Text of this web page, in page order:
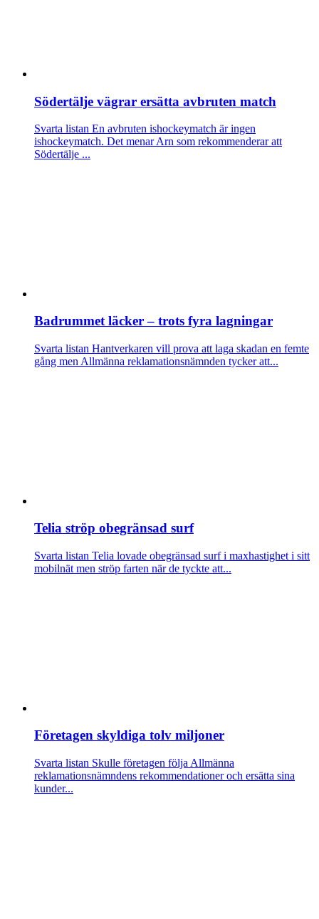
Södertälje vägrar ersätta avbruten match
Svarta listan En avbruten ishockeymatch är ingen
ishockeymatch. Det menar Arn som rekommenderar att
Södertälje ...
Badrummet läcker – trots fyra lagningar
Svarta listan Hantverkaren vill prova att laga skadan en femte
gång men Allmänna reklamationsnämnden tycker att...
Telia ströp obegränsad surf
Svarta listan Telia lovade obegränsad surf i maxhastighet i sitt
mobilnät men ströp farten när de tyckte att...
Företagen skyldiga tolv miljoner
Svarta listan Skulle företagen följa Allmänna
reklamationsnämndens rekommendationer och ersätta sina
kunder...